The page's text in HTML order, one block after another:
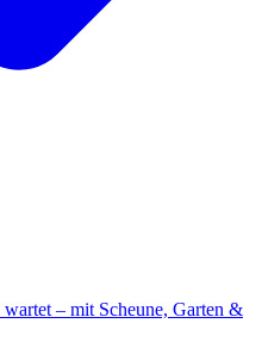
– mit Scheune, Garten &